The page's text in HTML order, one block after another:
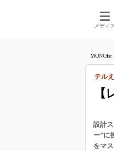
メディ
MONOist
テル
設計
ー”に
をマ